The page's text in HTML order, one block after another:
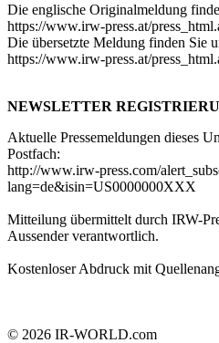
Die englische Originalmeldung
https://www.irw-press.at/
Die übersetzte Meldung finden Sie
https://www.irw-press.at/
NEWSLETTER
Aktuelle Pressemeldungen dieses
Postfach:
http://www.irw-press.com/
lang=de&isin=US0000000XXX
Mitteilung übermittelt durch IRW-
Aussender verantwortlich.
Kostenloser Abdruck mit
© 2026 IR-WORLD.com